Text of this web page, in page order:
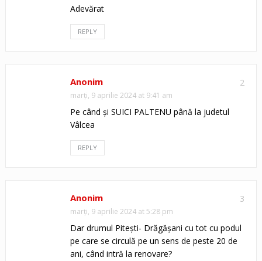
Adevărat
REPLY
2
Anonim
marți, 9 aprilie 2024 at 9:41 am
Pe când și SUICI PALTENU până la judetul
Vâlcea
REPLY
3
Anonim
marți, 9 aprilie 2024 at 5:28 pm
Dar drumul Pitești- Drăgășani cu tot cu podul
pe care se circulă pe un sens de peste 20 de
ani, când intră la renovare?